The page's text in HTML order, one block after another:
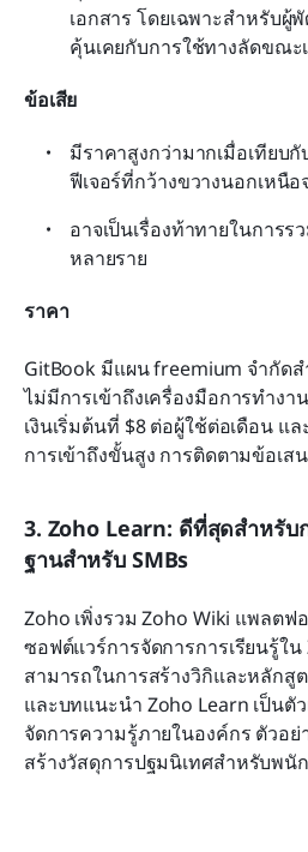
เอกสาร โดยเฉพาะสำหรับ
คุ้นเคยกับการใช้ทางลัดขณะ
ข้อเสีย
มีราคาสูงกว่ามากเมื่อเทียบ
ฟีเจอร์ที่กว้างขวางนอกเหนื
อาจเป็นเรื่องท้าทายในการร
หลายราย
ราคา
GitBook มีแผน freemium จำกัด
ไม่มีการเข้าถึงเครื่องมือการทำง
เงินเริ่มต้นที่ $8 ต่อผู้ใช้ต่อเดือน แ
การเข้าถึงขั้นสูง การติดตามข้อเส
3. Zoho Learn: ดีที่สุดสำหรับ
ฐานสำหรับ SMBs
Zoho เพิ่งรวม Zoho Wiki แพลตฟ
ซอฟต์แวร์การจัดการการเรียนรู้ใ
สามารถในการสร้างวิกิและหลัก
และบทแนะนำ Zoho Learn เป็นตั
จัดการความรู้ภายในองค์กร ตัวอ
สร้างวัสดุการปฐมนิเทศสำหรับพนั